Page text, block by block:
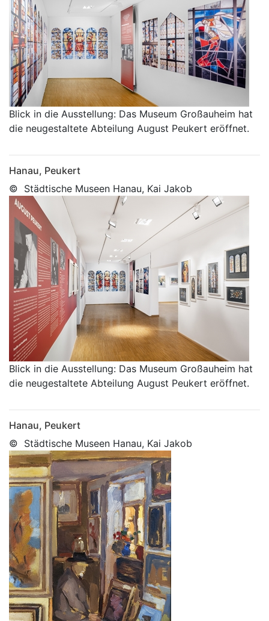
Blick in die Ausstellung: Das Museum Großauheim hat
die neugestaltete Abteilung August Peukert eröffnet.
Hanau, Peukert
© Städtische Museen Hanau, Kai Jakob
Blick in die Ausstellung: Das Museum Großauheim hat
die neugestaltete Abteilung August Peukert eröffnet.
Hanau, Peukert
© Städtische Museen Hanau, Kai Jakob